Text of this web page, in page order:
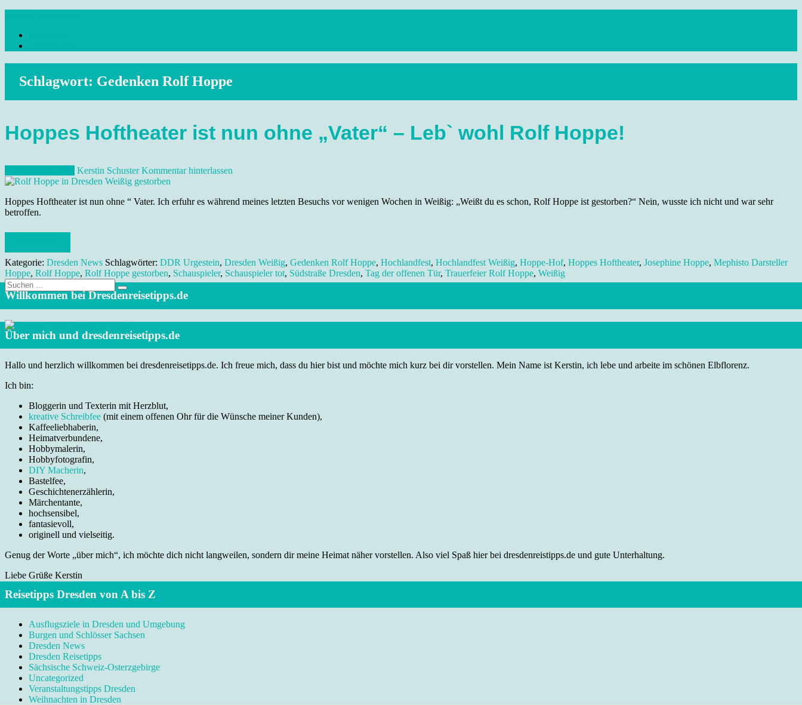
content
Reisetipps Dresden, Sehenswürdigkeiten, Ausflugsziele Sachsen, Veranstaltungen, Wandern, Kunst und Kultur im schönen Elbflorenz..
Schlagwort: Gedenken Rolf Hoppe
Hoppes Hoftheater ist nun ohne „Vater“ – Leb` wohl Rolf Hoppe!
Kerstin Schuster Kommentar hinterlassen
Hoppes Hoftheater ist nun ohne “ Vater. Ich erfuhr es während meines letzten Besuchs vor wenigen Wochen in Weißig: „Weißt du es schon, Rolf Hoppe ist gestorben?“ Nein, wusste ich nicht und war sehr
betroffen.
Kategorie: Dresden News Schlagwörter: DDR Urgestein, Dresden Weißig, Gedenken Rolf Hoppe, Hochlandfest, Hochlandfest Weißig, Hoppe-Hof, Hoppes Hoftheater, Josephine Hoppe, Mephisto Darsteller
Hoppe, Rolf Hoppe, Rolf Hoppe gestorben, Schauspieler, Schauspieler tot, Südstraße Dresden, Tag der offenen Tür, Trauerfeier Rolf Hoppe, Weißig
Suche
nach:
Willkommen bei Dresdenreisetipps.de
Über mich und dresdenreisetipps.de
Hallo und herzlich willkommen bei dresdenreisetipps.de. Ich freue mich, dass du hier bist und möchte mich kurz bei dir vorstellen. Mein Name ist Kerstin, ich lebe und arbeite im schönen Elbflorenz.
Ich bin:
Bloggerin und Texterin mit Herzblut,
kreative Schreibfee (mit einem offenen Ohr für die Wünsche meiner Kunden),
Kaffeeliebhaberin,
Heimatverbundene,
Hobbymalerin,
Hobbyfotografin,
DIY Macherin,
Bastelfee,
Geschichtenerzählerin,
Märchentante,
hochsensibel,
fantasievoll,
originell und vielseitig.
Genug der Worte „über mich“, ich möchte dich nicht langweilen, sondern dir meine Heimat näher vorstellen. Also viel Spaß hier bei dresdenreistipps.de und gute Unterhaltung.
Liebe Grüße Kerstin
Reisetipps Dresden von A bis Z
Ausflugsziele in Dresden und Umgebung
Burgen und Schlösser Sachsen
Dresden News
Dresden Reisetipps
Sächsische Schweiz-Osterzgebirge
Uncategorized
Veranstaltungstipps Dresden
Weihnachten in Dresden